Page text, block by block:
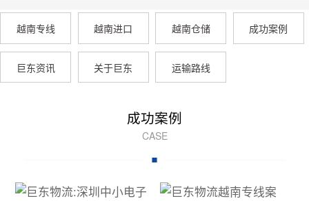
越南专线 越南进口 越南仓储 成功案例
巨东资讯 关于巨东 运输路线
成功案例
CASE